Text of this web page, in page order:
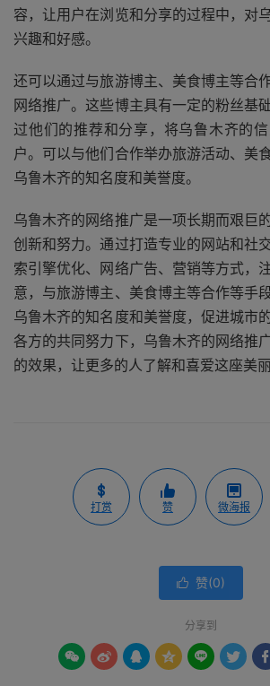
容，让用户在浏览和分享的过程中，对
兴趣和好感。
还可以通过与旅游博主、美食博主等合
网络推广。这些博主具有一定的粉丝基
过他们的推荐和分享，将乌鲁木齐的
户。可以与他们合作举办旅游活动、美
乌鲁木齐的知名度和美誉度。
乌鲁木齐的网络推广是一项长期而艰巨
创新和努力。通过打造专业的网站和社
索引擎优化、网络广告、营销等方式，
意，与旅游博主、美食博主等合作等手
乌鲁木齐的知名度和美誉度，促进城市
各方的共同努力下，乌鲁木齐的网络推
的效果，让更多的人了解和喜爱这座美丽
打赏 赞 微海报
 赞(0)
分享到
      